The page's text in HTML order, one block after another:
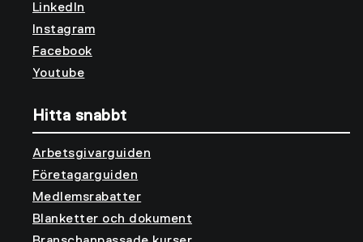
LinkedIn
Instagram
Facebook
Youtube
Hitta snabbt
Arbetsgivarguiden
Företagarguiden
Medlemsrabatter
Blanketter och dokument